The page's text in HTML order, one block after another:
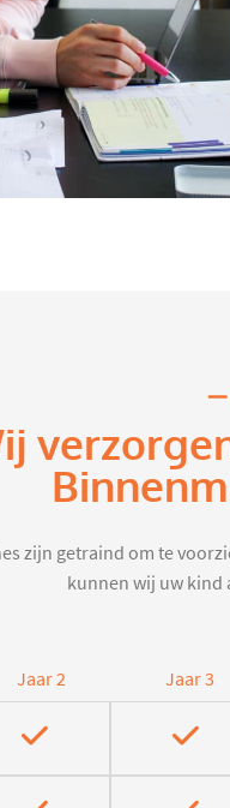
zijn getraind om te
kunnen wij uw
Jaar 2 Jaar 3